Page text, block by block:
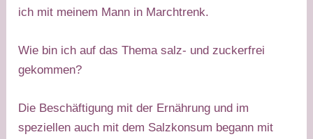
ich mit meinem Mann in Marchtrenk.
​Wie bin ich auf das Thema salz- und zuckerfrei
gekommen?
Die Beschäftigung mit der Ernährung und im
speziellen auch mit dem Salzkonsum begann mit